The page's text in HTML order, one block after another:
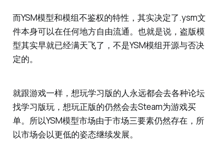
而YSM模型和模组不鉴权的特性，其实决定了.ysm文
件本身可以在任何地方自由流通。也就是说，盗版模
型其实早就已经满天飞了，不是YSM模组开源与否决
定的。
就跟游戏一样，想玩学习版的人永远都会去各种论坛
找学习版玩，想玩正版的仍然会去Steam为游戏买
单。所以YSM模型市场由于市场三要素仍然存在，所
以市场会以更低的姿态继续发展。